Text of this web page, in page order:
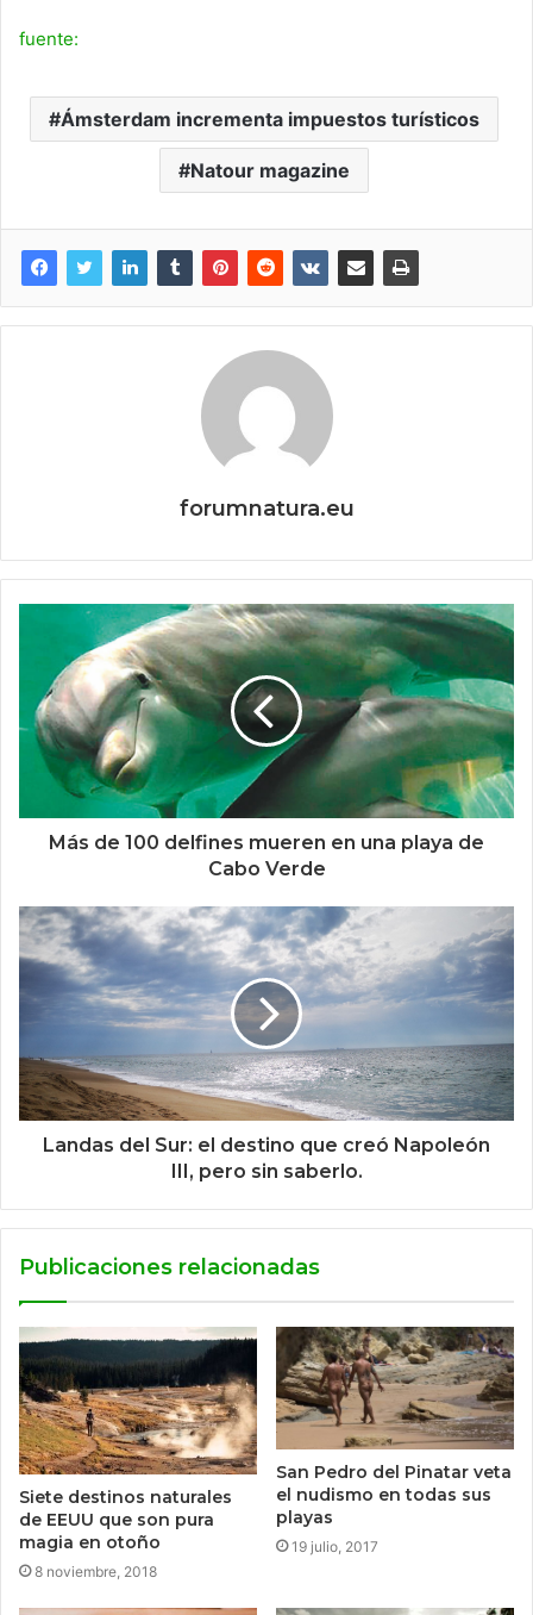
fuente:
Ámsterdam incrementa impuestos turísticos
Natour magazine
forumnatura.eu
Más de 100 delfines mueren en una playa de
Cabo Verde
Landas del Sur: el destino que creó Napoleón
III, pero sin saberlo.
Publicaciones relacionadas
Siete destinos naturales
de EEUU que son pura
magia en otoño
8 noviembre, 2018
San Pedro del Pinatar veta
el nudismo en todas sus
playas
19 julio, 2017